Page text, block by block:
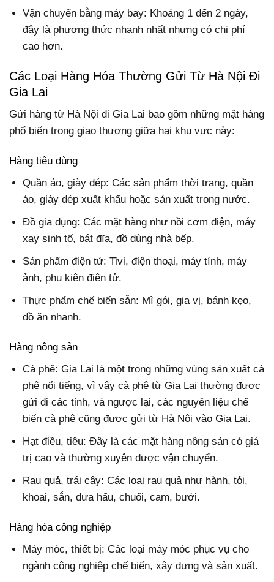
Vận chuyển bằng máy bay: Khoảng 1 đến 2 ngày,
đây là phương thức nhanh nhất nhưng có chi phí
cao hơn.
Các Loại Hàng Hóa Thường Gửi Từ Hà Nội Đi
Gia Lai
Gửi hàng từ Hà Nội đi Gia Lai bao gồm những mặt hàng
phổ biến trong giao thương giữa hai khu vực này:
Hàng tiêu dùng
Quần áo, giày dép: Các sản phẩm thời trang, quần
áo, giày dép xuất khẩu hoặc sản xuất trong nước.
Đồ gia dụng: Các mặt hàng như nồi cơm điện, máy
xay sinh tố, bát đĩa, đồ dùng nhà bếp.
Sản phẩm điện tử: Tivi, điện thoại, máy tính, máy
ảnh, phụ kiện điện tử.
Thực phẩm chế biến sẵn: Mì gói, gia vị, bánh kẹo,
đồ ăn nhanh.
Hàng nông sản
Cà phê: Gia Lai là một trong những vùng sản xuất cà
phê nổi tiếng, vì vậy cà phê từ Gia Lai thường được
gửi đi các tỉnh, và ngược lại, các nguyên liệu chế
biến cà phê cũng được gửi từ Hà Nội vào Gia Lai.
Hạt điều, tiêu: Đây là các mặt hàng nông sản có giá
trị cao và thường xuyên được vận chuyển.
Rau quả, trái cây: Các loại rau quả như hành, tỏi,
khoai, sắn, dưa hấu, chuối, cam, bưởi.
Hàng hóa công nghiệp
Máy móc, thiết bị: Các loại máy móc phục vụ cho
ngành công nghiệp chế biến, xây dựng và sản xuất.